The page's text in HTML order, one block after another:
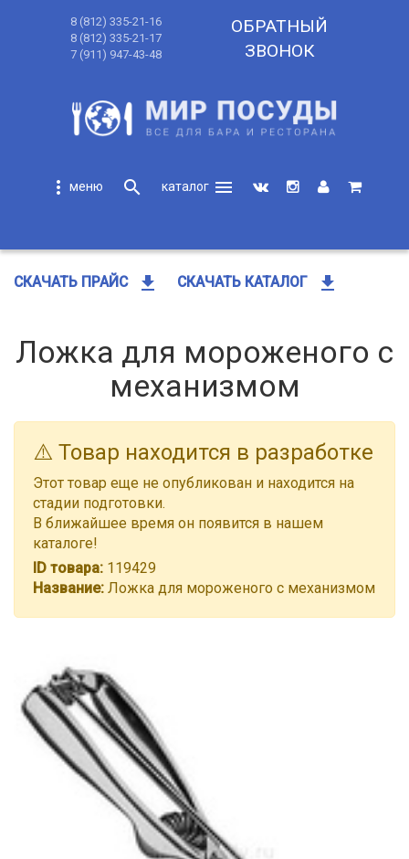
8 (812) 335-21-16
8 (812) 335-21-17
7 (911) 947-43-48
ОБРАТНЫЙ
ЗВОНОК
more_vert search
menu
СКАЧАТЬ ПРАЙС get_app СКАЧАТЬ КАТАЛОГ get_app
Ложка для мороженого с
механизмом
⚠️ Товар находится в разработке
Этот товар еще не опубликован и находится на
стадии подготовки.
В ближайшее время он появится в нашем
каталоге!
ID товара: 119429
Название: Ложка для мороженого с механизмом